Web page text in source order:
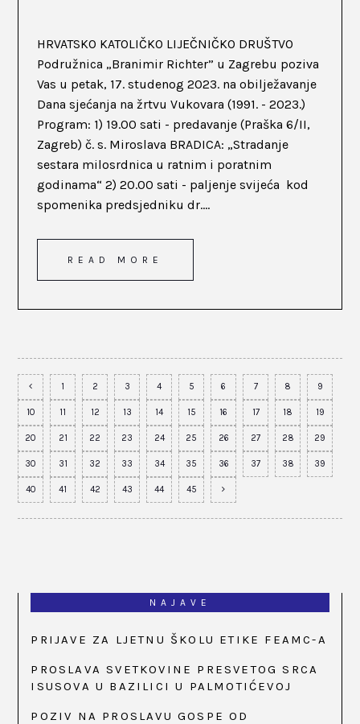
HRVATSKO KATOLIČKO LIJEČNIČKO DRUŠTVO
Podružnica „Branimir Richter” u Zagrebu poziva
Vas u petak, 17. studenog 2023. na obilježavanje
Dana sjećanja na žrtvu Vukovara (1991. - 2023.)
Program: 1) 19.00 sati - predavanje (Praška 6/II,
Zagreb) č. s. Miroslava BRADICA: „Stradanje
sestara milosrdnica u ratnim i poratnim
godinama“ 2) 20.00 sati - paljenje svijeća kod
spomenika predsjedniku dr....
READ MORE
1 2 3 4 5 6 7 8 9
10 11 12 13 14 15 16 17 18 19
20 21 22 23 24 25 26 27 28 29
30 31 32 33 34 35 36 37 38 39
40 41 42 43 44 45
NAJAVE
PRIJAVE ZA LJETNU ŠKOLU ETIKE FEAMC-A
PROSLAVA SVETKOVINE PRESVETOG SRCA
ISUSOVA U BAZILICI U PALMOTIĆEVOJ
POZIV NA PROSLAVU GOSPE OD